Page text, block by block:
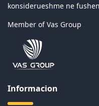
konsiderueshme ne
Member of Vas Group
Informacion